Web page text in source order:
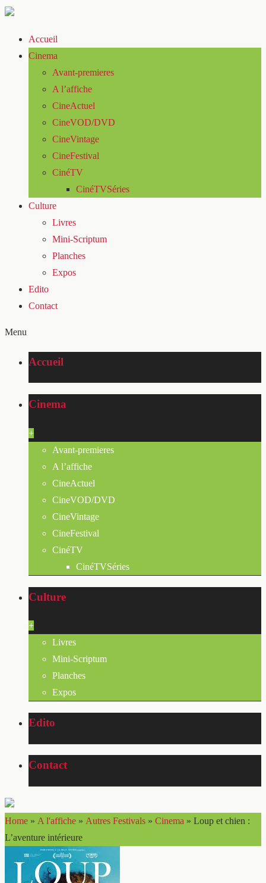
Accueil
Cinema
Avant-premieres
A l’affiche
CineActuel
CineVOD/DVD
CineVintage
CineFestival
CinéTV
CinéTVSéries
Culture
Livres
Mini-Scriptum
Planches
Expos
Edito
Contact
Menu
Accueil
Cinema
+
Avant-premieres
A l’affiche
CineActuel
CineVOD/DVD
CineVintage
CineFestival
CinéTV
CinéTVSéries
Culture
+
Livres
Mini-Scriptum
Planches
Expos
Edito
Contact
Home » A l'affiche » Autres Festivals » Cinema » Loup et chien :
L’aventure intérieure